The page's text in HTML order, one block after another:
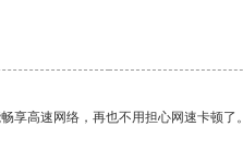
享高速网络，再也不用担心网速卡顿了。